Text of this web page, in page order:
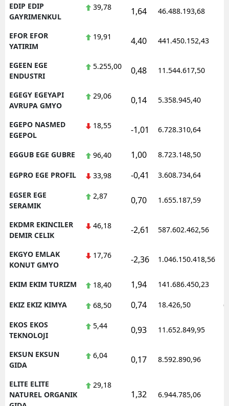
EDIP EDIP
GAYRIMENKUL
39,78 1,64 46.488.193,68
EFOR EFOR
YATIRIM
19,91 4,40 441.450.152,43
EGEEN EGE
ENDUSTRI
5.255,00 0,48 11.544.617,50
EGEGY EGEYAPI
AVRUPA GMYO
29,06 0,14 5.358.945,40
EGEPO NASMED
EGEPOL
18,55 -1,01 6.728.310,64
EGGUB EGE GUBRE 96,40 1,00 8.723.148,50
EGPRO EGE PROFIL 33,98 -0,41 3.608.734,64
EGSER EGE
SERAMIK
2,87 0,70 1.655.187,59
EKDMR EKINCILER
DEMIR CELIK
46,18 -2,61 587.602.462,56
EKGYO EMLAK
KONUT GMYO
17,76 -2,36 1.046.150.418,56
EKIM EKIM TURIZM 18,40 1,94 141.686.450,23
EKIZ EKIZ KIMYA 68,50 0,74 18.426,50
EKOS EKOS
TEKNOLOJI
5,44 0,93 11.652.849,95
EKSUN EKSUN
GIDA
6,04 0,17 8.592.890,96
ELITE ELITE
NATUREL ORGANIK
29,18
1,32 6.944.785,06